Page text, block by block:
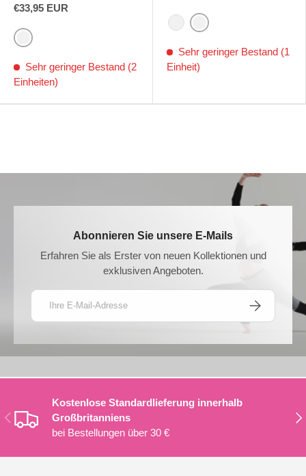
€33,95 EUR
Lila
Sehr geringer Bestand (2
Einheiten)
BlauRosa
Sehr geringer Bestand (1
Einheit)
Abonnieren Sie unsere E-Mails
Erfahren Sie als Erster von neuen Kollektionen und
exklusiven Angeboten.
E-Mail
ABONNIEREN
VORHERIGE
Kostenlose Standardlieferung innerhalb
Großbritanniens
bei Bestellungen über 30 €